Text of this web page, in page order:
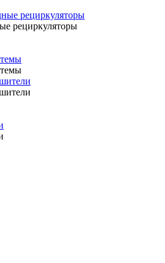
рециркуляторы
рециркуляторы